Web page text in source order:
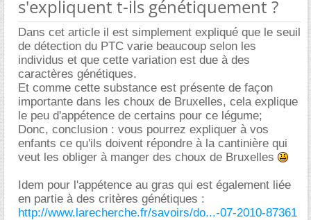
s'expliquent t-ils génétiquement ?
Dans cet article il est simplement expliqué que le seuil
de détection du PTC varie beaucoup selon les
individus et que cette variation est due à des
caractères génétiques.
Et comme cette substance est présente de façon
importante dans les choux de Bruxelles, cela explique
le peu d'appétence de certains pour ce légume;
Donc, conclusion : vous pourrez expliquer à vos
enfants ce qu'ils doivent répondre à la cantinière qui
veut les obliger à manger des choux de Bruxelles
Idem pour l'appétence au gras qui est également liée
en partie à des critères génétiques :
http://www.larecherche.fr/savoirs/do...-07-2010-87361